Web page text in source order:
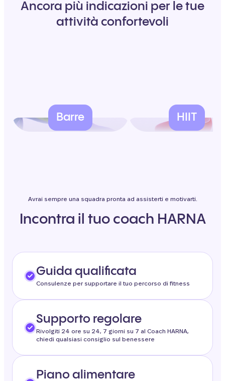
Ancora più indicazioni per le tue
attività confortevoli
Barre HIIT
Avrai sempre una squadra pronta ad assisterti e motivarti.
Incontra il tuo coach HARNA
Guida qualificata
Consulenze per supportare il tuo percorso di fitness
Supporto regolare
Rivolgiti 24 ore su 24, 7 giorni su 7 al Coach HARNA,
chiedi qualsiasi consiglio sul benessere
Piano alimentare